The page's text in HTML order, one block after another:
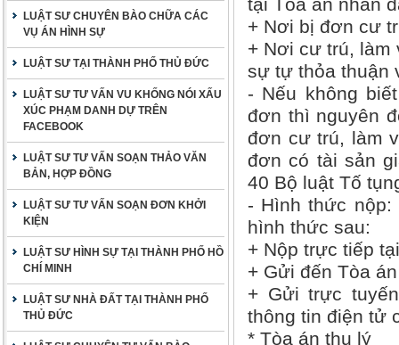
LUẬT SƯ CHUYÊN BÀO CHỮA CÁC
VỤ ÁN HÌNH SỰ
LUẬT SƯ TẠI THÀNH PHỐ THỦ ĐỨC
LUẬT SƯ TƯ VẤN VU KHỐNG NÓI XẤU
XÚC PHẠM DANH DỰ TRÊN
FACEBOOK
LUẬT SƯ TƯ VẤN SOẠN THẢO VĂN
BẢN, HỢP ĐỒNG
LUẬT SƯ TƯ VẤN SOẠN ĐƠN KHỞI
KIỆN
LUẬT SƯ HÌNH SỰ TẠI THÀNH PHỐ HỒ
CHÍ MINH
LUẬT SƯ NHÀ ĐẤT TẠI THÀNH PHỐ
THỦ ĐỨC
tại Tòa án nhân
+ Nơi bị đơn cư
+ Nơi cư trú, làm
sự tự thỏa thuận
- Nếu không
đơn thì nguyên
đơn cư trú, làm
đơn có tài sản
40 Bộ luật Tố
- Hình thức
hình thức sau:
+ Nộp trực tiếp
+ Gửi đến Tòa
+ Gửi trực
thông tin điện tử
* Tòa án thụ lý